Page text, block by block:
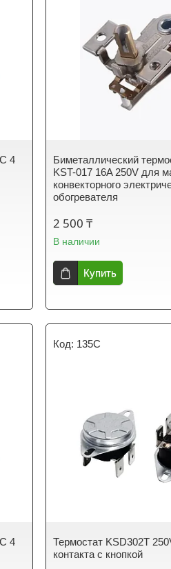
4
Биметаллический
KST-017 16A 250V для
конвекторного
обогревателя
2 500 ₸
В наличии
Купить
4
135C
Термостат KSD302T
контакта с кнопкой